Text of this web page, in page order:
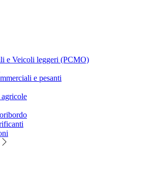
e Veicoli leggeri (PCMO)
e pesanti